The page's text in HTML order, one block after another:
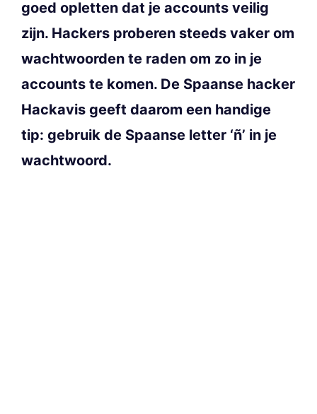
goed opletten dat je accounts veilig
zijn. Hackers proberen steeds vaker om
wachtwoorden te raden om zo in je
accounts te komen. De Spaanse hacker
Hackavis geeft daarom een handige
tip: gebruik de Spaanse letter ‘ñ’ in je
wachtwoord.